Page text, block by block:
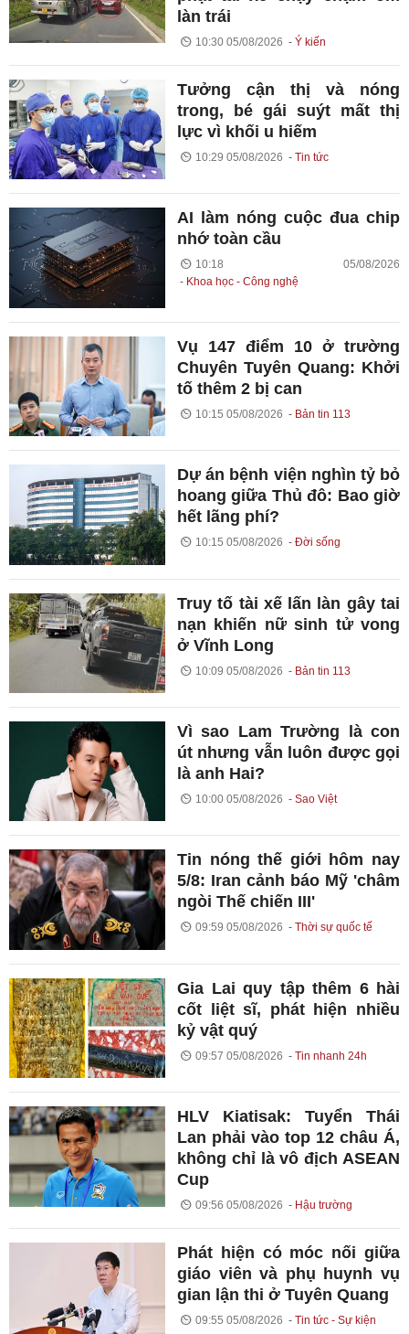
làn trái
10:30 05/08/2026 Ý kiến
Tưởng cận thị và nóng
trong, bé gái suýt mất thị
lực vì khối u hiếm
10:29 05/08/2026 Tin tức
AI làm nóng cuộc đua chip
nhớ toàn cầu
10:18 05/08/2026
Khoa học - Công nghệ
Vụ 147 điểm 10 ở trường
Chuyên Tuyên Quang: Khởi
tố thêm 2 bị can
10:15 05/08/2026 Bản tin 113
Dự án bệnh viện nghìn tỷ bỏ
hoang giữa Thủ đô: Bao giờ
hết lãng phí?
10:15 05/08/2026 Đời sống
Truy tố tài xế lấn làn gây tai
nạn khiến nữ sinh tử vong
ở Vĩnh Long
10:09 05/08/2026 Bản tin 113
Vì sao Lam Trường là con
út nhưng vẫn luôn được gọi
là anh Hai?
10:00 05/08/2026 Sao Việt
Tin nóng thế giới hôm nay
5/8: Iran cảnh báo Mỹ 'châm
ngòi Thế chiến III'
09:59 05/08/2026 Thời sự quốc tế
Gia Lai quy tập thêm 6 hài
cốt liệt sĩ, phát hiện nhiều
kỷ vật quý
09:57 05/08/2026 Tin nhanh 24h
HLV Kiatisak: Tuyển Thái
Lan phải vào top 12 châu Á,
không chỉ là vô địch ASEAN
Cup
09:56 05/08/2026 Hậu trường
Phát hiện có móc nối giữa
giáo viên và phụ huynh vụ
gian lận thi ở Tuyên Quang
09:55 05/08/2026 Tin tức - Sự kiện